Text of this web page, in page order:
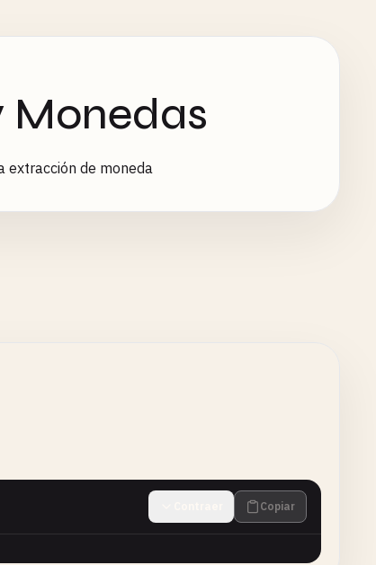
Monedas
extracción de moneda
Copiar